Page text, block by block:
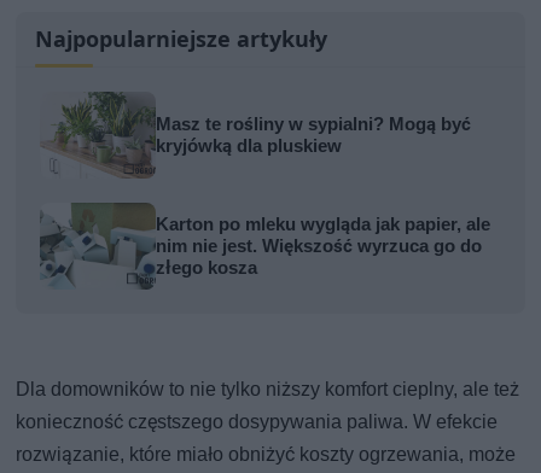
Najpopularniejsze artykuły
Masz te rośliny w sypialni? Mogą być
kryjówką dla pluskiew
Karton po mleku wygląda jak papier, ale
nim nie jest. Większość wyrzuca go do
złego kosza
Dla domowników to nie tylko niższy komfort cieplny, ale też
konieczność częstszego dosypywania paliwa. W efekcie
rozwiązanie, które miało obniżyć koszty ogrzewania, może